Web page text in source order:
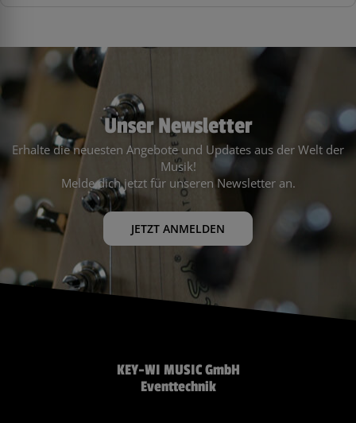
Unser Newsletter
Erhalte die neuesten Angebote und Updates aus der Welt der
Musik!
Melde dich jetzt für unseren Newsletter an.
JETZT ANMELDEN
KEY-WI MUSIC GmbH
Eventtechnik